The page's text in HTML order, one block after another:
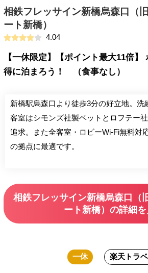
相鉄フレッサイン新橋烏森口（
ート新橋）
4.04
【一休限定】【ポイント最大11倍
得に泊まろう！ （食事なし）
新橋駅烏森口より徒歩3分の好立地。洗
客室はシモンズ社製ベットとロフテー
追求。また全客室・ロビーWi-Fi無料対
の拠点に最適です。
相鉄フレッサイン新橋烏森口（
ート新橋）の詳細
一休 楽天トラ